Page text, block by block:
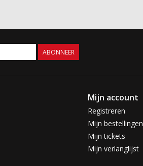
ABONNEER
Mijn account
Registreren
Mijn bestellingen
Mijn tickets
Mijn verlanglijst